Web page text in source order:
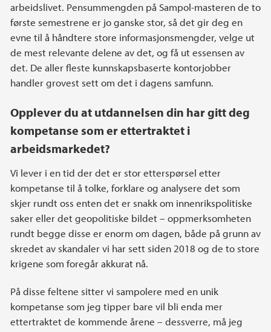
arbeidslivet. Pensummengden på Sampol-masteren de to
første semestrene er jo ganske stor, så det gir deg en
evne til å håndtere store informasjonsmengder, velge ut
de mest relevante delene av det, og få ut essensen av
det. De aller fleste kunnskapsbaserte kontorjobber
handler grovest sett om det i dagens samfunn.
Opplever du at utdannelsen din har gitt deg
kompetanse som er ettertraktet i
arbeidsmarkedet?
Vi lever i en tid der det er stor etterspørsel etter
kompetanse til å tolke, forklare og analysere det som
skjer rundt oss enten det er snakk om innenrikspolitiske
saker eller det geopolitiske bildet – oppmerksomheten
rundt begge disse er enorm om dagen, både på grunn av
skredet av skandaler vi har sett siden 2018 og de to store
krigene som foregår akkurat nå.
På disse feltene sitter vi sampolere med en unik
kompetanse som jeg tipper bare vil bli enda mer
ettertraktet de kommende årene – dessverre, må jeg